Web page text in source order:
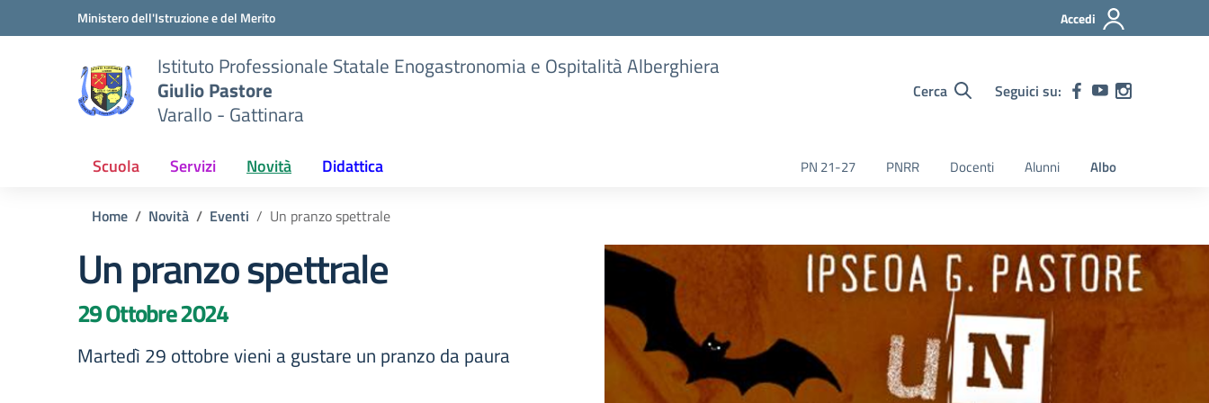
Vai ai contenuti
Vai al menu di navigazioneMinistero dell'Istruzione e del Merito Accedi
Istituto Professionale Statale Enogastronomia e Ospitalità Alberghiera
Giulio Pastore
Varallo - Gattinara
Cerca Seguici su:
Scuola Servizi Novità Didattica PN 21-27 PNRR Docenti Alunni Albo
Home Novità Eventi Un pranzo spettrale
Un pranzo spettrale
29 Ottobre 2024
Martedì 29 ottobre vieni a gustare un pranzo da paura